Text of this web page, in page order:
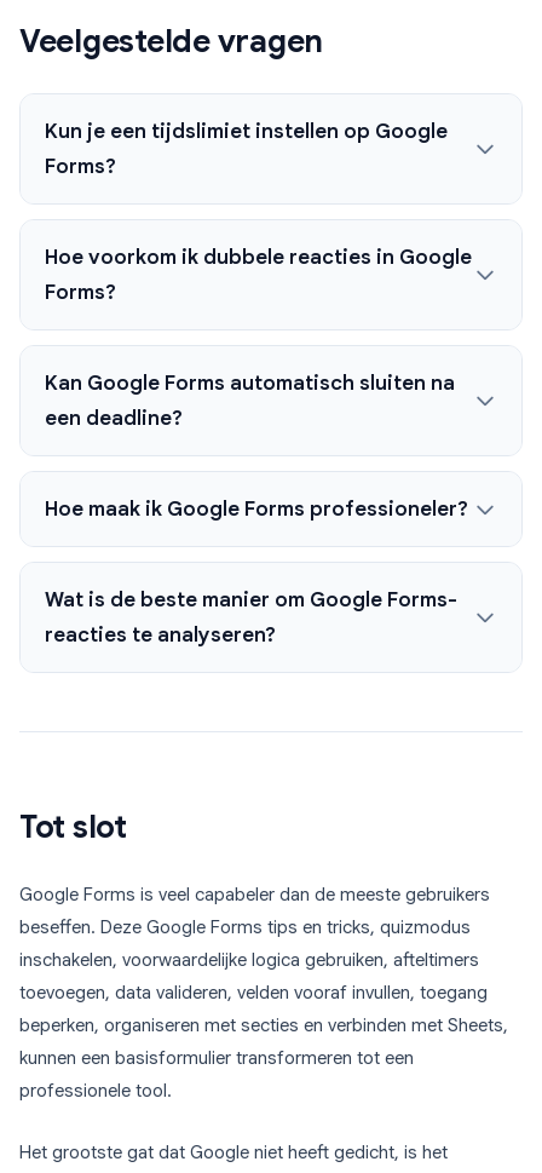
Veelgestelde vragen
Kun je een tijdslimiet instellen op Google
Forms?
Hoe voorkom ik dubbele reacties in Google
Forms?
Kan Google Forms automatisch sluiten na
een deadline?
Hoe maak ik Google Forms professioneler?
Wat is de beste manier om Google Forms-
reacties te analyseren?
Tot slot
Google Forms is veel capabeler dan de meeste gebruikers
beseffen. Deze Google Forms tips en tricks, quizmodus
inschakelen, voorwaardelijke logica gebruiken, afteltimers
toevoegen, data valideren, velden vooraf invullen, toegang
beperken, organiseren met secties en verbinden met Sheets,
kunnen een basisformulier transformeren tot een
professionele tool.
Het grootste gat dat Google niet heeft gedicht, is het